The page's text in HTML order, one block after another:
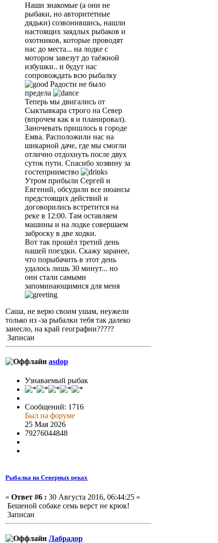
Наши знакомые (а они не
рыбаки, но авторитетные
дядьки) созвонившись, нашли
настоящих заядлых рыбаков и
охотников, которые проводят
нас до места... на лодке с
мотором завезут до таёжной
избушки.. и будут нас
сопровождать всю рыбалку
Радости не было
предела
Теперь мы двигались от
Сыктывкара строго на Север
(впрочем как я и планировал).
Заночевать пришлось в городе
Емва. Расположили нас на
шикарной даче, где мы смогли
отлично отдохнуть после двух
суток пути. Спасибо хозяину за
гостеприимство
Утром прибыли Сергей и
Евгений, обсудили все нюансы
предстоящих действий и
договорились встретится на
реке в 12:00. Там оставляем
машины и на лодке совершаем
заброску в две ходки.
Вот так прошёл третий день
нашей поездки. Скажу заранее,
что порыбачить в этот день
удалось лишь 30 минут... но
они стали самыми
запоминающимися для меня
Саша, не верю своим ушам, неужели
только из -за рыбалки тебя так далеко
занесло, на край географии?????
Записан
asdop
Узнаваемый рыбак
Сообщений: 1716
Был на форуме
25 Мая 2026
79276044848
Рыбалка на Северных реках
« Ответ #6 : 30 Августа 2016, 06:44:25 »
Бешеной собаке семь верст не крюк!
Записан
Лабрадор